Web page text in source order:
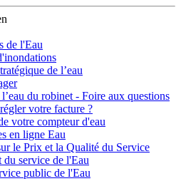
de l'Eau
de l’eau
du robinet - Foire aux questions
votre facture ?
votre compteur d'eau
en ligne Eau
le Prix et la Qualité du Service
du service de l'Eau
public de l'Eau